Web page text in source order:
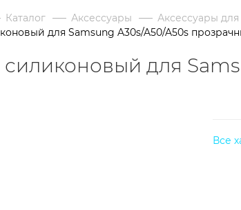
Каталог Аксессуары Аксессуары
для Samsung A30s/A50/A50s
силиконовый для
Все